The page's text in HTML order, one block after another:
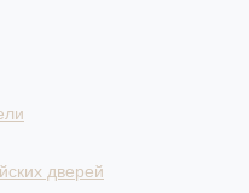
дверей